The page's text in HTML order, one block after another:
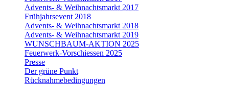
Advents- & Weihnachtsmarkt 2017
Frühjahrsevent 2018
Advents- & Weihnachtsmarkt 2018
Advents- & Weihnachtsmarkt 2019
WUNSCHBAUM-AKTION 2025
Feuerwerk-Vorschiessen 2025
Presse
Der grüne Punkt
Rücknahmebedingungen